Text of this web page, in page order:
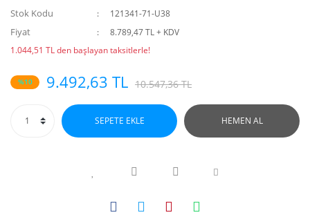
Stok Kodu 121341-71-U38
Fiyat
8.789,47 TL + KDV
1.044,51 TL den başlayan taksitlerle!
%10 9.492,63 TL 10.547,36 TL
SEPETE EKLE HEMEN AL